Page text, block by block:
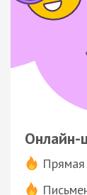
Онлайн-
Прямая